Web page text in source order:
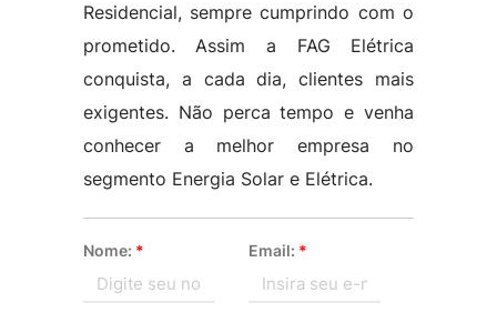
Residencial, sempre cumprindo com o
prometido. Assim a FAG Elétrica
conquista, a cada dia, clientes mais
exigentes. Não perca tempo e venha
conhecer a melhor empresa no
segmento Energia Solar e Elétrica.
Nome: * Email: *